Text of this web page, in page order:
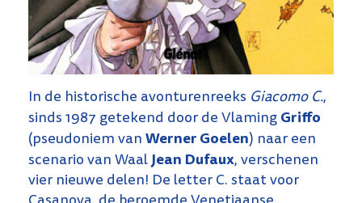
In de historische avonturenreeks Giacomo C.,
sinds 1987 getekend door de Vlaming Griffo
(pseudoniem van Werner Goelen) naar een
scenario van Waal Jean Dufaux, verschenen
vier nieuwe delen! De letter C. staat voor